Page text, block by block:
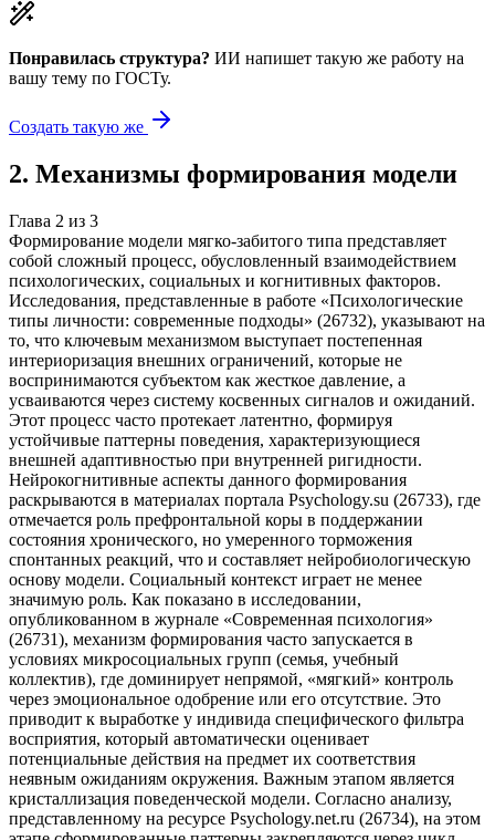
Понравилась структура? ИИ напишет такую же работу на
вашу тему по ГОСТу.
Создать такую же
2. Механизмы формирования модели
Глава 2 из 3
Формирование модели мягко-забитого типа представляет
собой сложный процесс, обусловленный взаимодействием
психологических, социальных и когнитивных факторов.
Исследования, представленные в работе «Психологические
типы личности: современные подходы» (26732), указывают на
то, что ключевым механизмом выступает постепенная
интериоризация внешних ограничений, которые не
воспринимаются субъектом как жесткое давление, а
усваиваются через систему косвенных сигналов и ожиданий.
Этот процесс часто протекает латентно, формируя
устойчивые паттерны поведения, характеризующиеся
внешней адаптивностью при внутренней ригидности.
Нейрокогнитивные аспекты данного формирования
раскрываются в материалах портала Psychology.su (26733), где
отмечается роль префронтальной коры в поддержании
состояния хронического, но умеренного торможения
спонтанных реакций, что и составляет нейробиологическую
основу модели. Социальный контекст играет не менее
значимую роль. Как показано в исследовании,
опубликованном в журнале «Современная психология»
(26731), механизм формирования часто запускается в
условиях микросоциальных групп (семья, учебный
коллектив), где доминирует непрямой, «мягкий» контроль
через эмоциональное одобрение или его отсутствие. Это
приводит к выработке у индивида специфического фильтра
восприятия, который автоматически оценивает
потенциальные действия на предмет их соответствия
неявным ожиданиям окружения. Важным этапом является
кристаллизация поведенческой модели. Согласно анализу,
представленному на ресурсе Psychology.net.ru (26734), на этом